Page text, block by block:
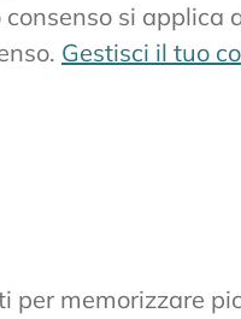
si applica
Gestisci il tuo
per memorizzare